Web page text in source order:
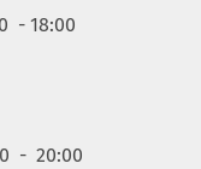
- 18:00
- 20:00